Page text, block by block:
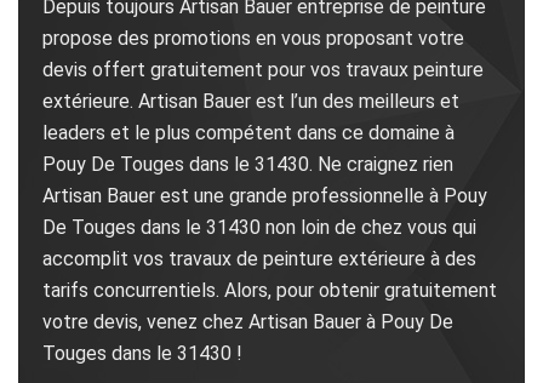
Depuis toujours Artisan Bauer entreprise de peinture
propose des promotions en vous proposant votre
devis offert gratuitement pour vos travaux peinture
extérieure. Artisan Bauer est l’un des meilleurs et
leaders et le plus compétent dans ce domaine à
Pouy De Touges dans le 31430. Ne craignez rien
Artisan Bauer est une grande professionnelle à Pouy
De Touges dans le 31430 non loin de chez vous qui
accomplit vos travaux de peinture extérieure à des
tarifs concurrentiels. Alors, pour obtenir gratuitement
votre devis, venez chez Artisan Bauer à Pouy De
Touges dans le 31430 !